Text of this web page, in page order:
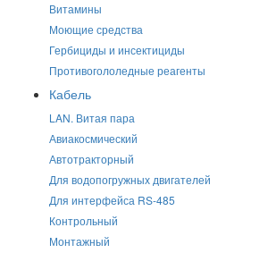
Витамины
Моющие средства
Гербициды и инсектициды
Противогололедные реагенты
Кабель
LAN. Витая пара
Авиакосмический
Автотракторный
Для водопогружных двигателей
Для интерфейса RS-485
Контрольный
Монтажный